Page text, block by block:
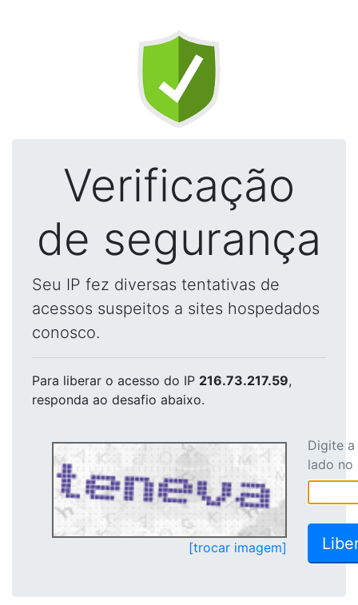
Verificação
de segurança
Seu IP fez diversas tentativas de
acessos suspeitos a sites hospedados
conosco.
Para liberar o acesso do IP 216.73.217.59,
responda ao desafio abaixo.
[trocar imagem]
Digite
lado no